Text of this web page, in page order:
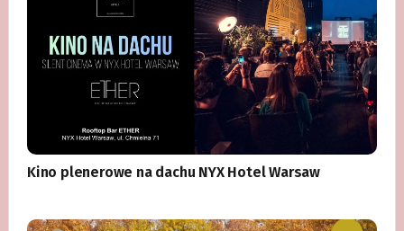
Kino plenerowe na dachu NYX Hotel Warsaw